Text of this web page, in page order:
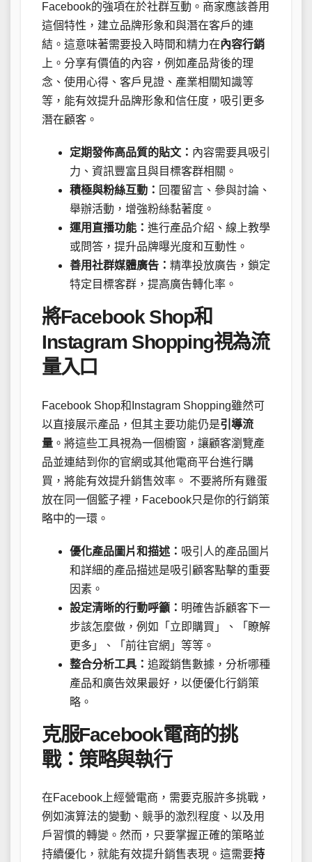
Facebook的強項在於社群互動。商家應該善用
這個特性，建立品牌形象和與潛在客戶的連
結。這意味著需要投入時間和精力在內容行銷
上。分享有價值的內容，例如產品背後的理
念、使用心得、客戶見證、產業相關知識等
等，能有效提升品牌形象和信任度，吸引更多
潛在顧客。
定期發佈高品質的貼文： 內容需要具吸引
力、資訊豐富且與目標客群相關。
積極與粉絲互動： 回覆留言、參與討論、
舉辦活動，增強粉絲黏著度。
運用直播功能： 進行產品介紹、線上教學
或問答，提升品牌曝光度和互動性。
善用社群媒體廣告： 精準投放廣告，鎖定
特定目標客群，提高廣告轉化率。
將Facebook Shop和
Instagram Shopping視為流
量入口
Facebook Shop和Instagram Shopping雖然可
以直接展示產品，但其主要功能仍是引導流
量 。將這些工具視為一個櫥窗，讓顧客瀏覽產
品並連結到你的官網或其他電商平台進行購
買，將能有效提升銷售效率。 不要將所有雞蛋
放在同一個籃子裡，Facebook只是你的行銷策
略中的一環。
優化產品圖片和描述： 吸引人的產品圖片
和詳細的產品描述是吸引顧客點擊的重要
因素。
設定清晰的行動呼籲： 明確告訴顧客下一
步該怎麼做，例如「立即購買」、「瞭解
更多」、「前往官網」等等。
整合分析工具： 追蹤銷售數據，分析哪種
產品和廣告效果最好，以便優化行銷策
略。
克服Facebook電商的挑
戰：策略與執行
在Facebook上經營電商，需要克服許多挑戰，
例如演算法的變動、競爭的激烈程度、以及用
戶習慣的轉變。然而，只要掌握正確的策略並
持續優化，就能有效提升銷售表現。這需要持